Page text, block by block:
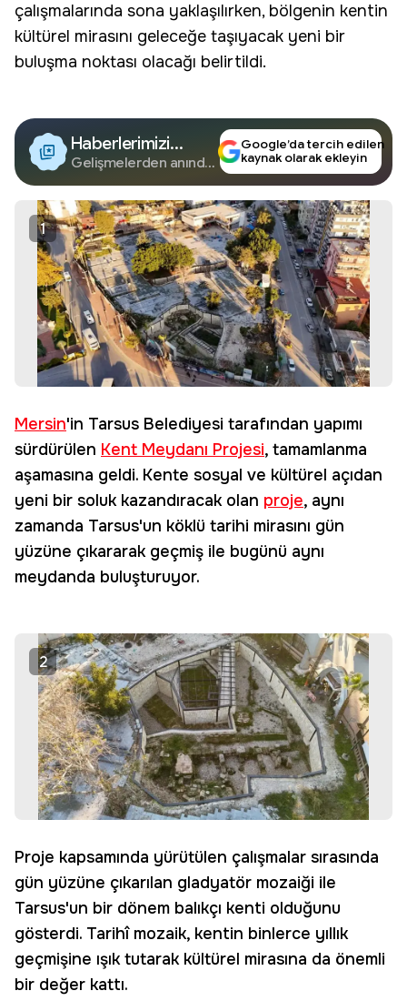
çalışmalarında sona yaklaşılırken, bölgenin kentin
kültürel mirasını geleceğe taşıyacak yeni bir
buluşma noktası olacağı belirtildi.
Haberlerimizi
Google'da Takip
Edin
Gelişmelerden anında
Google’da tercih edilen
kaynak olarak ekleyin
1
Mersin'in Tarsus Belediyesi tarafından yapımı
sürdürülen Kent Meydanı Projesi, tamamlanma
aşamasına geldi. Kente sosyal ve kültürel açıdan
yeni bir soluk kazandıracak olan proje, aynı
zamanda Tarsus'un köklü tarihi mirasını gün
yüzüne çıkararak geçmiş ile bugünü aynı
meydanda buluşturuyor.
2
Proje kapsamında yürütülen çalışmalar sırasında
gün yüzüne çıkarılan gladyatör mozaiği ile
Tarsus'un bir dönem balıkçı kenti olduğunu
gösterdi. Tarihî mozaik, kentin binlerce yıllık
geçmişine ışık tutarak kültürel mirasına da önemli
bir değer kattı.